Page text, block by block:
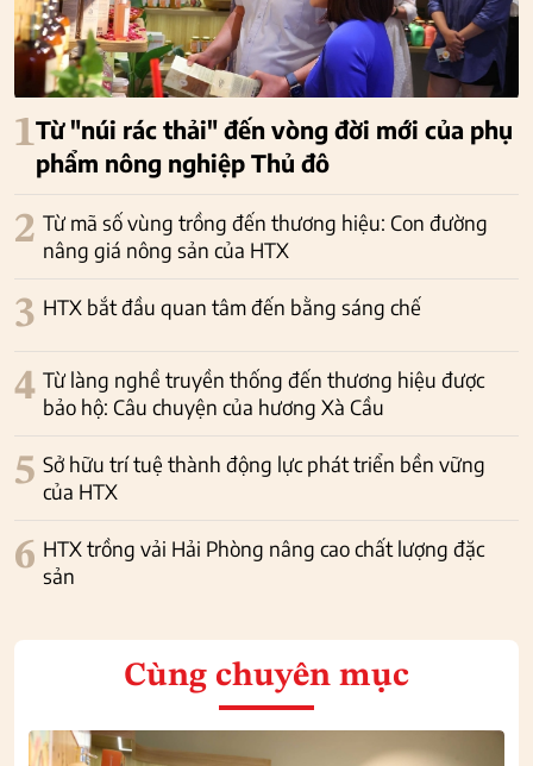
1Từ "núi rác thải" đến vòng đời mới của phụ
phẩm nông nghiệp Thủ đô
2 Từ mã số vùng trồng đến thương hiệu: Con đường
nâng giá nông sản của HTX
3 HTX bắt đầu quan tâm đến bằng sáng chế
4 Từ làng nghề truyền thống đến thương hiệu được
bảo hộ: Câu chuyện của hương Xà Cầu
5 Sở hữu trí tuệ thành động lực phát triển bền vững
của HTX
6 HTX trồng vải Hải Phòng nâng cao chất lượng đặc
sản
Cùng chuyên mục